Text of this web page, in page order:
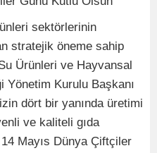
sektörlerinin
stratejik öneme sahip
Ürünleri ve Hayvansal
Yönetim Kurulu Başkanı
dört bir yanında üretimi
ve kaliteli gıda
Mayıs Dünya Çiftçiler